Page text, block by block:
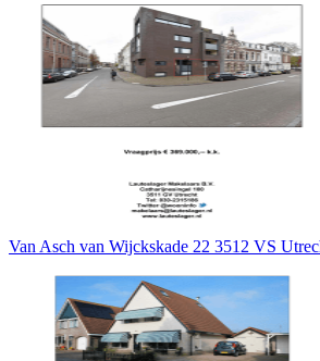
Van Asch van Wijckskade 22 3512 VS